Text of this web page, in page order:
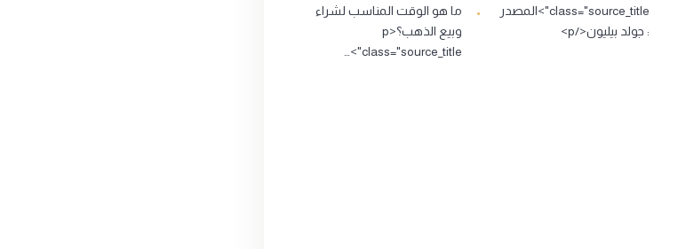
class="source_title">المصدر
: جولد بيليون</p>
ما هو الوقت المناسب لشراء
وبيع الذهب؟<p
class="source_title">…